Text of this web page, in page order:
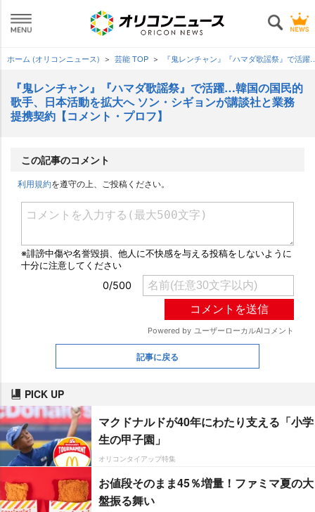
ホーム (オリコンニュース) 芸能 TOP 『鬼レンチャン』『ハマダ歌謡祭』で活
『鬼レンチャン』『ハマダ歌謡祭』で活躍…韓国の国民的
歌手、日本活動を拡大へ ソン・シギョンが講談社と業務
提携契約【コメント・プロフ】
この記事のコメント
利用規約を遵守の上、ご投稿ください。
記事に戻る
PICK UP
マクドナルドが40年にわたり支える「小学
生の甲子園」
オリコンタイアップ特集
お値段そのまま45％増量！ファミマ夏の大
盤振る舞い